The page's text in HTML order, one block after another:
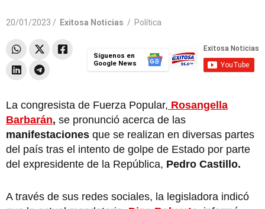
20/01/2023 / Exitosa Noticias / Política
Síguenos en
Google News
La congresista de Fuerza Popular, Rosangella
Barbarán, se pronunció acerca de las
manifestaciones que se realizan en diversas partes
del país tras el intento de golpe de Estado por parte
del expresidente de la República, Pedro Castillo.
A través de sus redes sociales, la legisladora indicó